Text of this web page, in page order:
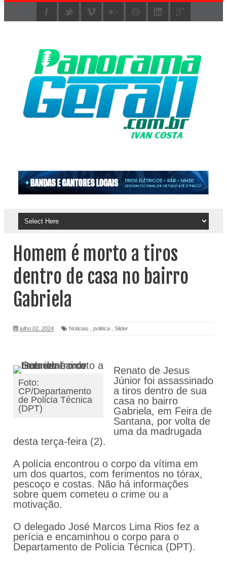
Homem é morto a tiros
dentro de casa no bairro
Gabriela
julho 02, 2024 Noticias politica Slider
Foto:
CP/Departamento
de Policia Técnica
(DPT)
Renato de Jesus
Júnior foi assassinado
a tiros dentro de sua
casa no bairro
Gabriela, em Feira de
Santana, por volta de
uma da madrugada
desta terça-feira (2).
A polícia encontrou o corpo da vítima em
um dos quartos, com ferimentos no tórax,
pescoço e costas. Não há informações
sobre quem cometeu o crime ou a
motivação.
O delegado José Marcos Lima Rios fez a
perícia e encaminhou o corpo para o
Departamento de Polícia Técnica (DPT).